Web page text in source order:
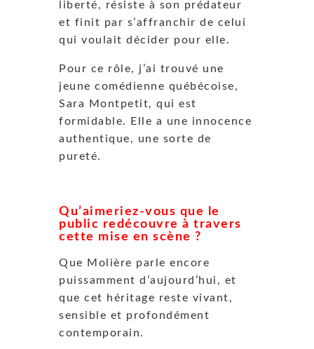
liberté, résiste à son prédateur
et finit par s’affranchir de celui
qui voulait décider pour elle.
Pour ce rôle, j’ai trouvé une
jeune comédienne québécoise,
Sara Montpetit, qui est
formidable. Elle a une innocence
authentique, une sorte de
pureté.
Qu’aimeriez-vous que le
public redécouvre à travers
cette mise en scène ?
Que Molière parle encore
puissamment d’aujourd’hui, et
que cet héritage reste vivant,
sensible et profondément
contemporain.